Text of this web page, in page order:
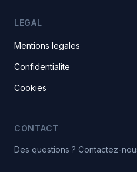
LEGAL
Mentions legales
Confidentialite
Cookies
CONTACT
Des questions ? Contactez-